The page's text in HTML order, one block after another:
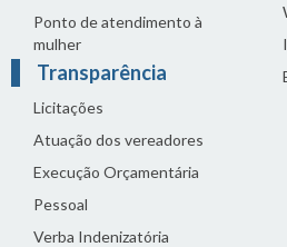
Ponto de atendimento à
mulher
Transparência
Licitações
Atuação dos vereadores
Execução Orçamentária
Pessoal
Verba Indenizatória